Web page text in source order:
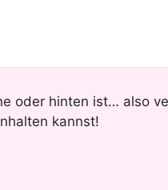
oder hinten ist… also
kannst!